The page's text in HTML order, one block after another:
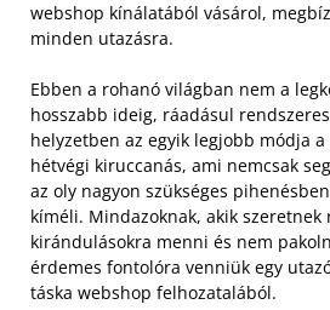
webshop kínálatából vásárol,
minden utazásra.
Ebben a rohanó világban nem a
hosszabb ideig, ráadásul
helyzetben az egyik legjobb módja
hétvégi kiruccanás, ami nemcsak
az oly nagyon szükséges
kíméli. Mindazoknak, akik szeretnek
kirándulásokra menni és nem
érdemes fontolóra venniük egy
táska webshop felhozatalából.